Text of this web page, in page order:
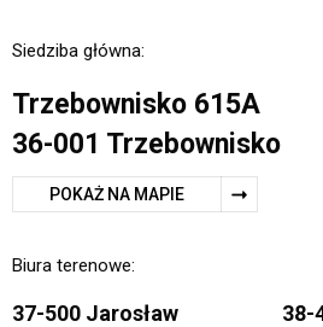
Siedziba główna:
Trzebownisko 615A
36-001 Trzebownisko
POKAŻ NA MAPIE
Biura terenowe:
37-500 Jarosław
38-